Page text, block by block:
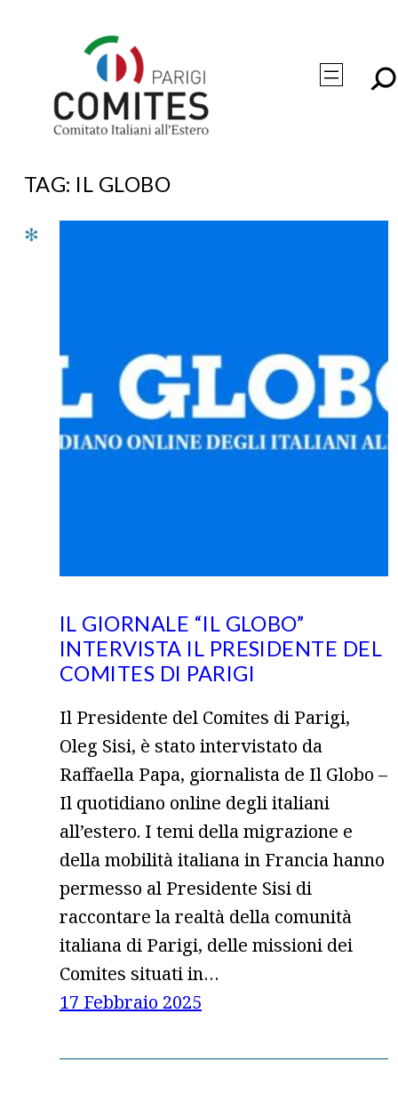
TAG: IL GLOBO
IL GIORNALE “IL GLOBO”
INTERVISTA IL PRESIDENTE DEL
COMITES DI PARIGI
Il Presidente del Comites di Parigi,
Oleg Sisi, è stato intervistato da
Raffaella Papa, giornalista de Il Globo –
Il quotidiano online degli italiani
all’estero. I temi della migrazione e
della mobilità italiana in Francia hanno
permesso al Presidente Sisi di
raccontare la realtà della comunità
italiana di Parigi, delle missioni dei
Comites situati in…
17 Febbraio 2025